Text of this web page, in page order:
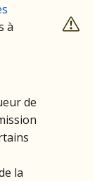
à
de
la